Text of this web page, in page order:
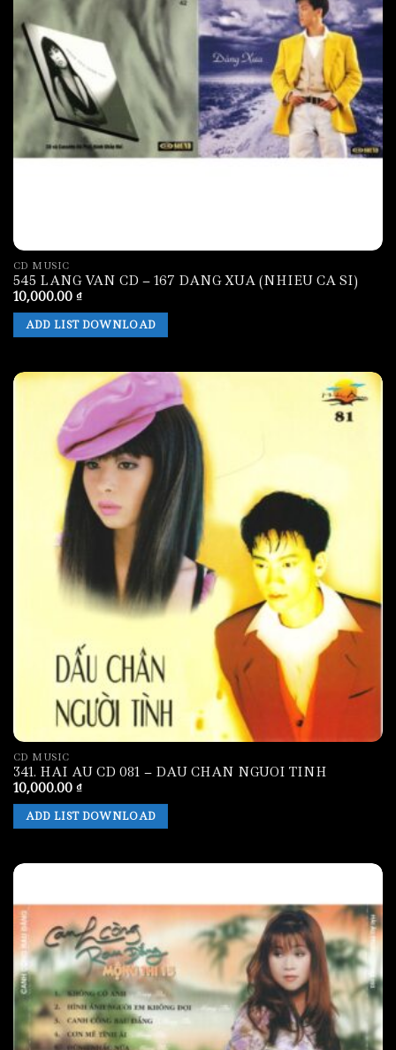
12. 101 Classics - CD2 - The Romantic Piano
[8].mp3
13. 101 Classics - CD2 - The Romantic Piano
[9].mp3
CD MUSIC
545 LANG VAN CD – 167 DANG XUA (NHIEU CA SI)
10,000.00 ₫
ADD LIST DOWNLOAD
CD MUSIC
341. HAI AU CD 081 – DAU CHAN NGUOI TINH
10,000.00 ₫
ADD LIST DOWNLOAD